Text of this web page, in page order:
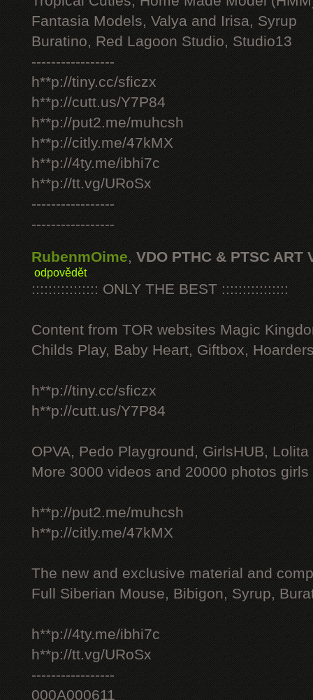
Fantasia Models, Valya and Irisa, Syrup
Buratino, Red Lagoon Studio, Studio13
-----------------
h**p://tiny.cc/sficzx
h**p://cutt.us/Y7P84
h**p://put2.me/muhcsh
h**p://citly.me/47kMX
h**p://4ty.me/ibhi7c
h**p://tt.vg/URoSx
-----------------
-----------------
RubenmOime, VDO PTHC & PTSC ART
odpovědět
:::::::::::::::: ONLY THE BEST ::::::::::::::::
Content from TOR websites Magic
Childs Play, Baby Heart, Giftbox,
h**p://tiny.cc/sficzx
h**p://cutt.us/Y7P84
OPVA, Pedo Playground, GirlsHUB, Lolita
More 3000 videos and 20000 photos
h**p://put2.me/muhcsh
h**p://citly.me/47kMX
The new and exclusive material and
Full Siberian Mouse, Bibigon, Syrup,
h**p://4ty.me/ibhi7c
h**p://tt.vg/URoSx
-----------------
000A000611